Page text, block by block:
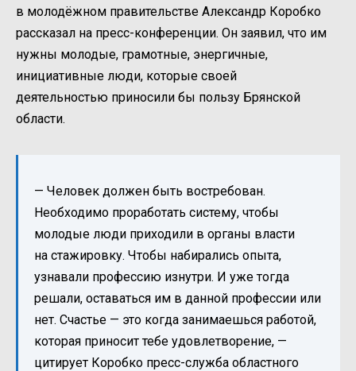
в молодёжном правительстве Александр Коробко
рассказал на пресс-конференции. Он заявил, что им
нужны молодые, грамотные, энергичные,
инициативные люди, которые своей
деятельностью приносили бы пользу Брянской
области.
— Человек должен быть востребован.
Необходимо проработать систему, чтобы
молодые люди приходили в органы власти
на стажировку. Чтобы набирались опыта,
узнавали профессию изнутри. И уже тогда
решали, оставаться им в данной профессии или
нет. Счастье — это когда занимаешься работой,
которая приносит тебе удовлетворение, —
цитирует Коробко пресс-служба областного